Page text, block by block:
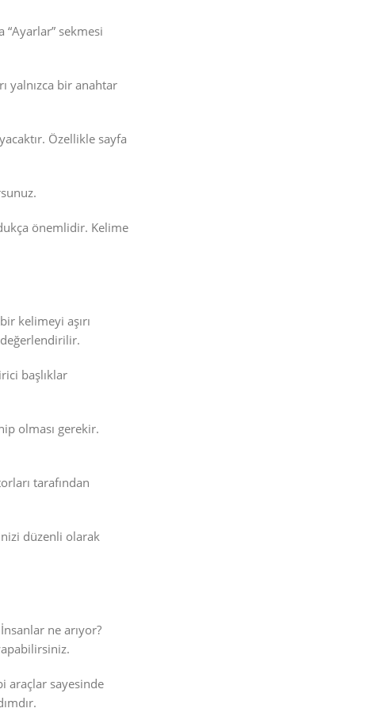
“Ayarlar” sekmesi
yalnızca bir anahtar
Özellikle sayfa
önemlidir. Kelime
kelimeyi aşırı
başlıklar
olması gerekir.
tarafından
düzenli olarak
ne arıyor?
araçlar sayesinde